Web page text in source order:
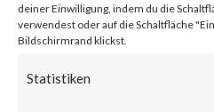
deiner Einwilligung, indem du die
verwendest oder auf die Schaltfläche
Bildschirmrand klickst.
Statistiken
Citrix NetScaler
previously known